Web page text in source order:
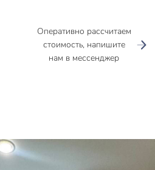
Оперативно рассчитаем
стоимость, напишите
нам в мессенджер